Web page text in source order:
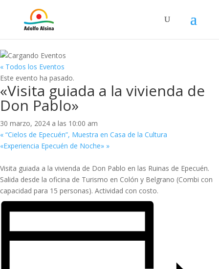
« Todos los Eventos
Este evento ha pasado.
«Visita guiada a la vivienda de
Don Pablo»
30 marzo, 2024 a las 10:00 am
« “Cielos de Epecuén”, Muestra en Casa de la Cultura
«Experiencia Epecuén de Noche» »
Visita guiada a la vivienda de Don Pablo en las Ruinas de Epecuén.
Salida desde la oficina de Turismo en Colón y Belgrano (Combi con
capacidad para 15 personas). Actividad con costo.